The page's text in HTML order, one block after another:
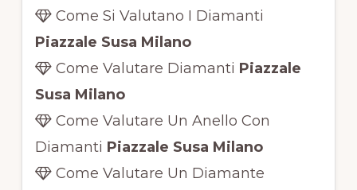
Come Si Valutano I Diamanti
Piazzale Susa Milano
Come Valutare Diamanti Piazzale
Susa Milano
Come Valutare Un Anello Con
Diamanti Piazzale Susa Milano
Come Valutare Un Diamante